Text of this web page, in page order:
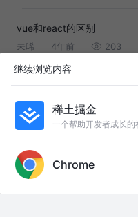
746
vue和react的区别
未晞 4年前 203
Kylin奇霖
一部中国国内法，为何让菲律宾
独家】 #全球创作者计划 #零基
继续浏览内容
稀土掘金
一个帮助开发者成长的
Chrome